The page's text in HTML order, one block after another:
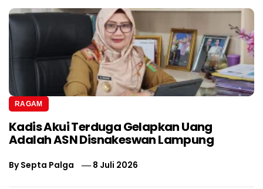
RAGAM
Kadis Akui Terduga Gelapkan Uang
Adalah ASN Disnakeswan Lampung
BySepta Palga 8 Juli 2026